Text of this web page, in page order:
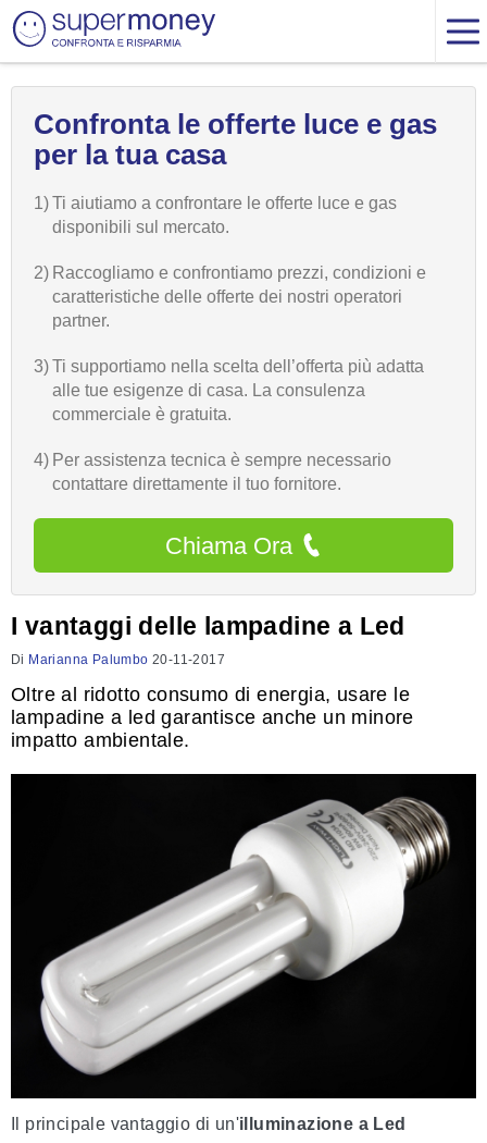
Confronta le offerte luce e gas
per la tua casa
1)Ti aiutiamo a confrontare le offerte luce e gas
disponibili sul mercato.
2) Raccogliamo e confrontiamo prezzi, condizioni e
caratteristiche delle offerte dei nostri operatori
partner.
3)Ti supportiamo nella scelta dell’offerta più adatta
alle tue esigenze di casa. La consulenza
commerciale è gratuita.
4) Per assistenza tecnica è sempre necessario
contattare direttamente il tuo fornitore.
Chiama Ora
I vantaggi delle lampadine a Led
Di Marianna Palumbo 20-11-2017
Oltre al ridotto consumo di energia, usare le
lampadine a led garantisce anche un minore
impatto ambientale.
Il principale vantaggio di un'illuminazione a Led